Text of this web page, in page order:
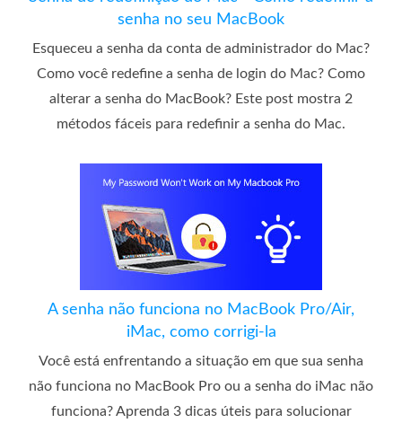
senha no seu MacBook
Esqueceu a senha da conta de administrador do Mac?
Como você redefine a senha de login do Mac? Como
alterar a senha do MacBook? Este post mostra 2
métodos fáceis para redefinir a senha do Mac.
A senha não funciona no MacBook Pro/Air,
iMac, como corrigi-la
Você está enfrentando a situação em que sua senha
não funciona no MacBook Pro ou a senha do iMac não
funciona? Aprenda 3 dicas úteis para solucionar